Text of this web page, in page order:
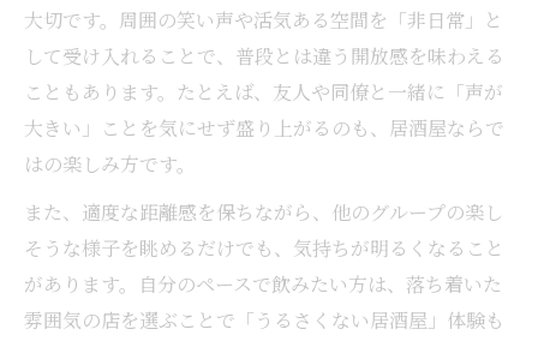
大切です。周囲の笑い声や活気ある空間を「非日常」と
して受け入れることで、普段とは違う開放感を味わえる
こともあります。たとえば、友人や同僚と一緒に「声が
大きい」ことを気にせず盛り上がるのも、居酒屋ならで
はの楽しみ方です。
また、適度な距離感を保ちながら、他のグループの楽し
そうな様子を眺めるだけでも、気持ちが明るくなること
があります。自分のペースで飲みたい方は、落ち着いた
雰囲気の店を選ぶことで「うるさくない居酒屋」体験も